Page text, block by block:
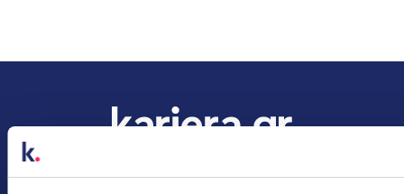
Προϊόντα &
Resources & Events